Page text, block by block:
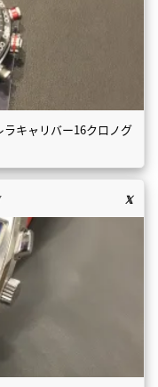
キャリバー16クロノグ